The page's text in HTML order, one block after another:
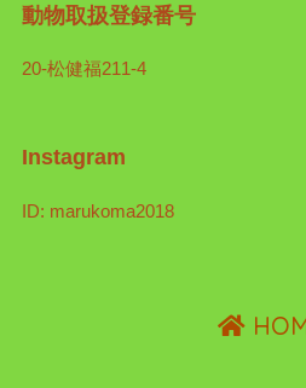
動物取扱登録番号
20-松健福211-4
Instagram
ID: marukoma2018